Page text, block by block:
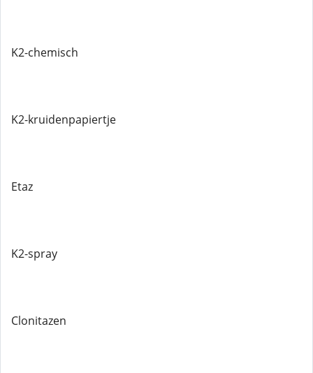
K2-chemisch
K2-kruidenpapiertje
Etaz
K2-spray
Clonitazen